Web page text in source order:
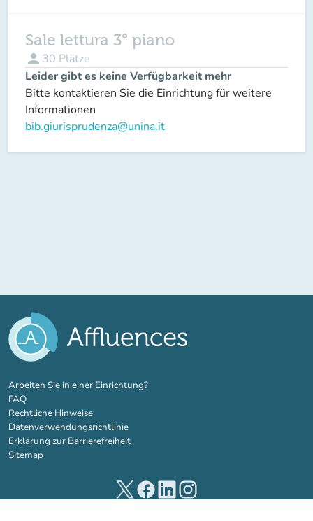
Sale lettura 3° piano
person 30 Plätze
Leider gibt es keine Verfügbarkeit mehr
Bitte kontaktieren Sie die Einrichtung für weitere
Informationen
bib.giurisprudenza@unina.it
Arbeiten Sie in einer Einrichtung?(new tab)
FAQ
Rechtliche Hinweise
Datenverwendungsrichtlinie
Erklärung zur Barrierefreiheit
Sitemap
(new tab)(new tab)(new tab)